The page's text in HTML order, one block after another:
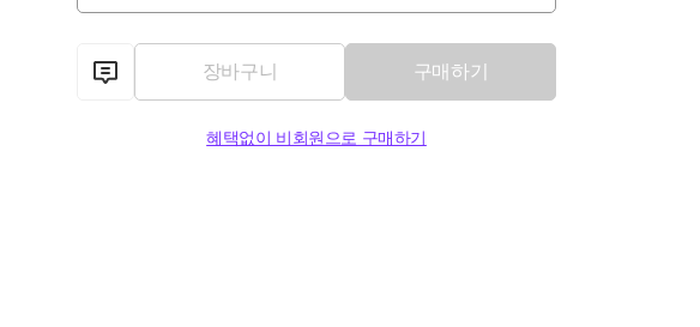
장바구니 구매하기
혜택없이 비회원으로 구매하기